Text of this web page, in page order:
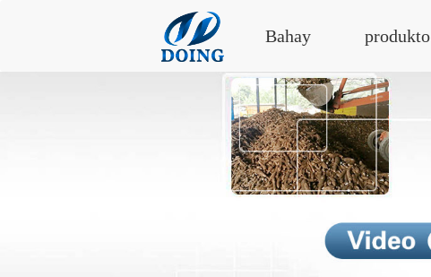
Bahay produkto